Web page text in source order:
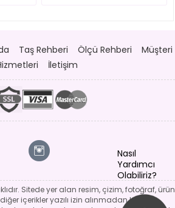
Taş Rehberi Ölçü Rehberi
Müşteri
İletişim
Sitede yer alan resim, çizim, fotoğraf, ürün
içerikler yazılı izin alınmadan kaynak
Nasıl
Yardımcı
Olabiliriz?